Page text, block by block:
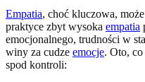
Empatia, choć kluczowa,
praktyce zbyt wysoka empatia
emocjonalnego, trudności w
winy za cudze emocje. Oto,
spod kontroli: